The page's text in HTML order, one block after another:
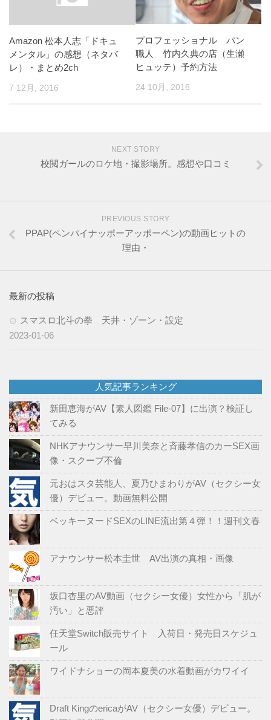
Amazon 松本人志「ドキュ
メンタル」の感想（ネタバ
レ）・まとめ2ch
7 12月, 2016
プロフェッショナル パン
職人 竹内久典の店（生瀬
ヒュッテ）予約方法
24 10月, 2016
NEXT STORY
校閲ガールのロケ地・撮影場所。感想や口コミ
PREVIOUS STORY
PPAP(ペンパイナッポーアッポーペン)の動画ヒットの
理由・
最新の投稿
スマスロ北斗の拳 天井・ゾーン・設定
2023-01-06
人気記事ランキング
新田恵海がAV【素人図鑑 File-07】に出演？検証し
てみる
NHKアナウンサー早川美奈と斉藤孝信のカーSEX画
像・スクープ不倫
元おはスタ芸能人、夏乃ひまわりがAV（セクシー女
優）デビュー。動画無料公開
ベッキーヌードSEXのLINE流出第４弾！！週刊文春
アナウンサー松本圭世 AV出演の真相・画像
坂口杏里のAV動画（セクシー女優）女性から「肌が
汚い」と悪評
任天堂Switch販売サイト 入荷日・発売日スケジュ
ール
ワイドナショーの岡本夏美の水着動画がカワイイ
Draft KingのericaがAV（セクシー女優）デビュー。